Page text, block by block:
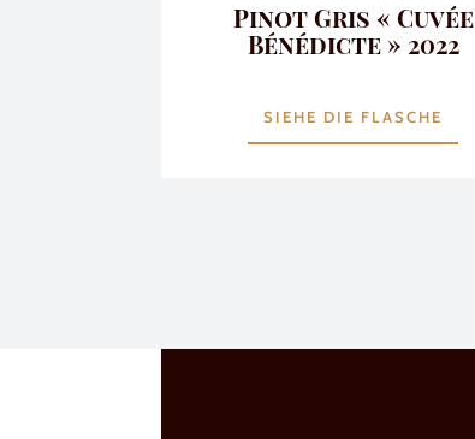
Pinot Gris « Cuvée
Bénédicte » 2022
SIEHE DIE FLASCHE